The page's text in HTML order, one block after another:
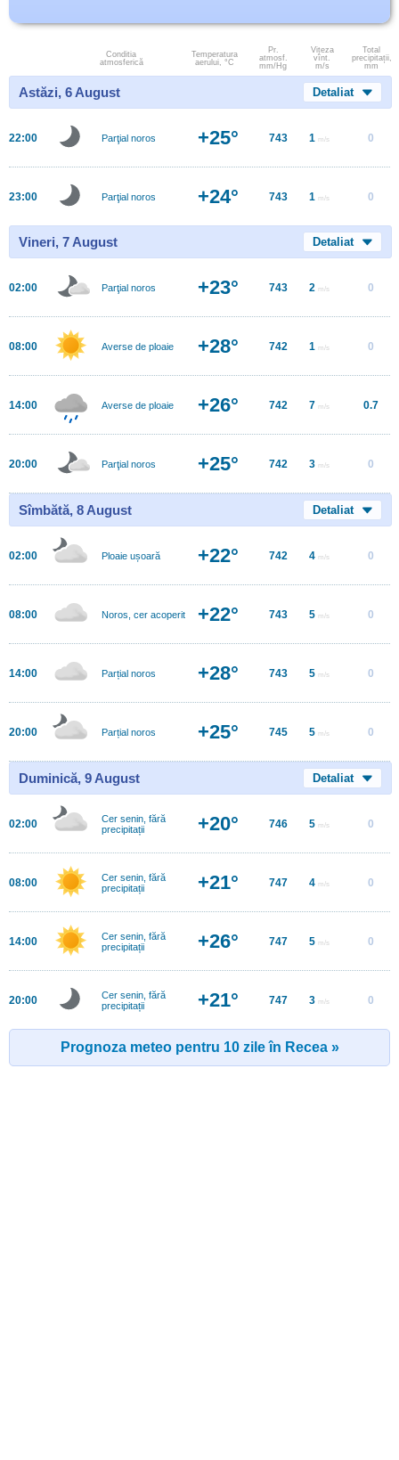
Conditia
atmosferică
Temperatura
aerului, °C
Pr.
atmosf.
mm/Hg
Viteza
vînt.
m/s
Total
precipitații,
mm
Astăzi, 6 August Detaliat
22:00 Parţial noros +25° 743 1 m/s 0
23:00 Parţial noros +24° 743 1 m/s 0
Vineri, 7 August Detaliat
02:00 Parţial noros +23° 743 2 m/s 0
08:00 Averse de ploaie +28° 742 1 m/s 0
14:00 Averse de ploaie +26° 742 7 m/s 0.7
20:00 Parţial noros +25° 742 3 m/s 0
Sîmbătă, 8 August Detaliat
02:00 Ploaie ușoară +22° 742 4 m/s 0
08:00 Noros, cer acoperit +22° 743 5 m/s 0
14:00 Parțial noros +28° 743 5 m/s 0
20:00 Parțial noros +25° 745 5 m/s 0
Duminică, 9 August Detaliat
02:00
Cer senin, fără
precipitații
+20° 746 5 m/s 0
08:00
Cer senin, fără
precipitații
+21° 747 4 m/s 0
14:00
Cer senin, fără
precipitații
+26° 747 5 m/s 0
20:00
Cer senin, fără
precipitații
+21° 747 3 m/s 0
Prognoza meteo pentru 10 zile în Recea »